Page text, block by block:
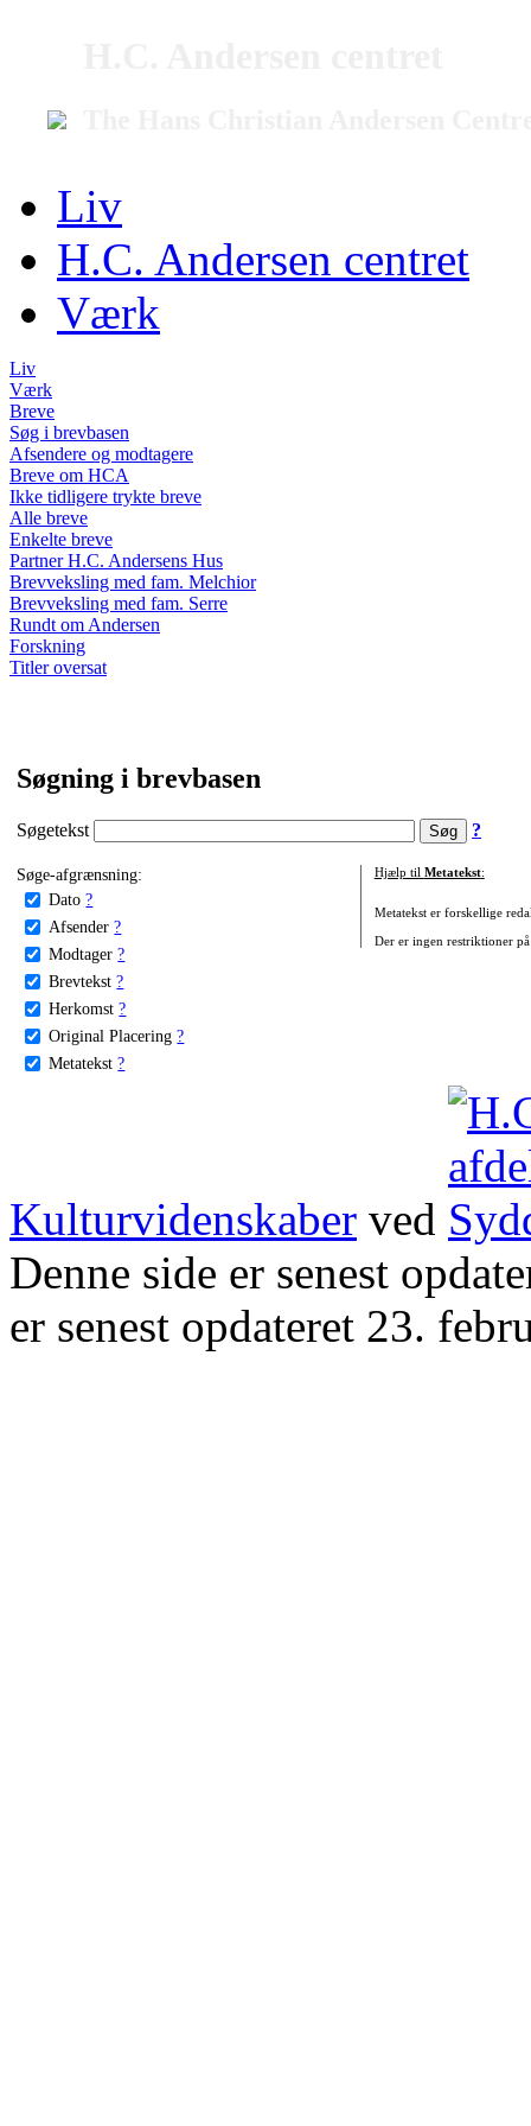
Liv
H.C. Andersen centret
Værk
Liv
Værk
Breve
Søg i brevbasen
Afsendere og modtagere
Breve om HCA
Ikke tidligere trykte breve
Alle breve
Enkelte breve
Partner H.C. Andersens Hus
Brevveksling med fam. Melchior
Brevveksling med fam. Serre
Rundt om Andersen
Forskning
Titler oversat
Søgning i brevbasen
Søgetekst ?
Søge-afgrænsning:
Dato ?
Afsender ?
Modtager ?
Brevtekst ?
Herkomst ?
Original Placering ?
Metatekst ?
Hjælp til Metatekst:
Metatekst er forskellige
Der er ingen restriktioner
Kulturvidenskaber ved
Denne side er senest
er senest opdateret 23.